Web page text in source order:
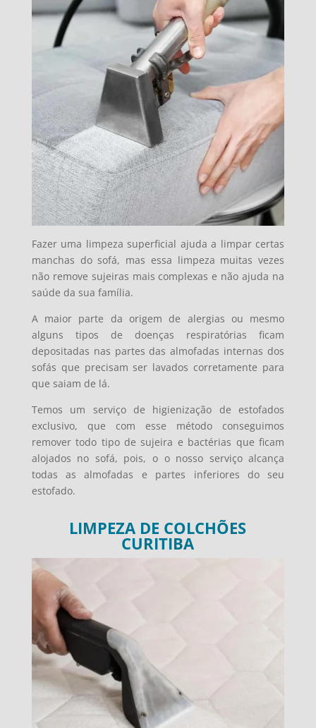
Fazer uma limpeza superficial ajuda a limpar certas
manchas do sofá, mas essa limpeza muitas vezes
não remove sujeiras mais complexas e não ajuda na
saúde da sua família.
A maior parte da origem de alergias ou mesmo
alguns tipos de doenças respiratórias ficam
depositadas nas partes das almofadas internas dos
sofás que precisam ser lavados corretamente para
que saiam de lá.
Temos um serviço de higienização de estofados
exclusivo, que com esse método conseguimos
remover todo tipo de sujeira e bactérias que ficam
alojados no sofá, pois, o o nosso serviço alcança
todas as almofadas e partes inferiores do seu
estofado.
LIMPEZA DE COLCHÕES
CURITIBA